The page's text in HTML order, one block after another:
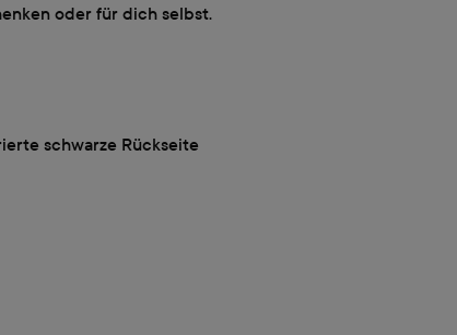
oder für dich selbst.
schwarze Rückseite